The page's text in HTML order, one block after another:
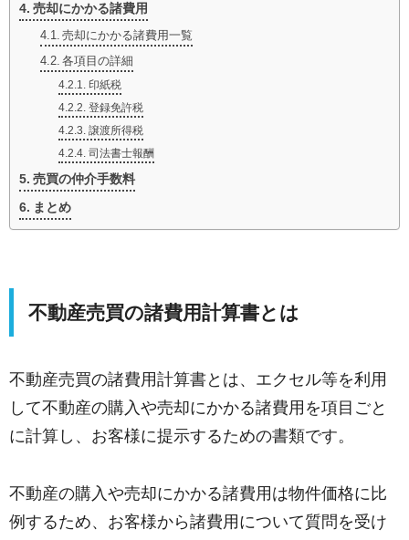
売却にかかる諸費用
売却にかかる諸費用一覧
各項目の詳細
印紙税
登録免許税
譲渡所得税
司法書士報酬
売買の仲介手数料
まとめ
不動産売買の諸費用計算書とは
不動産売買の諸費用計算書とは、エクセル等を利用
して不動産の購入や売却にかかる諸費用を項目ごと
に計算し、お客様に提示するための書類です。
不動産の購入や売却にかかる諸費用は物件価格に比
例するため、お客様から諸費用について質問を受け